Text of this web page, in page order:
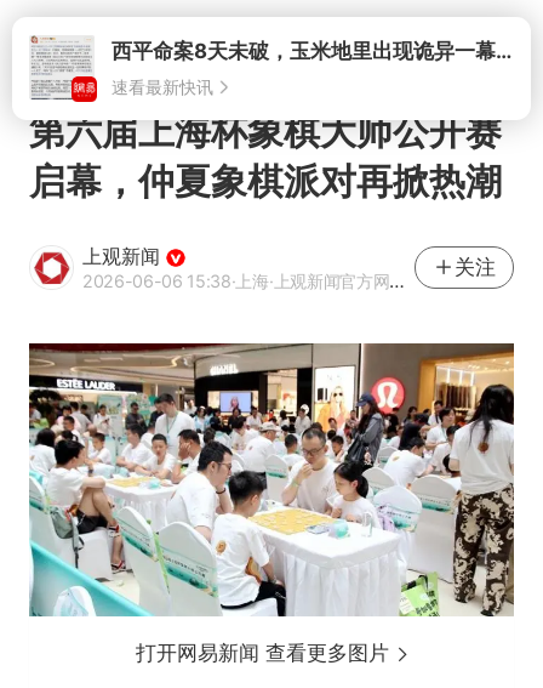
打开西平命案8天未破，玉米地里出现诡异一幕，我突然想起了欧金中
速看最新快讯
第六届上海杯象棋大师公开赛
启幕，仲夏象棋派对再掀热潮
上观新闻
2026-06-06 15:38·上海·上观新闻官方网易号
关注
打开网易新闻 查看更多图片